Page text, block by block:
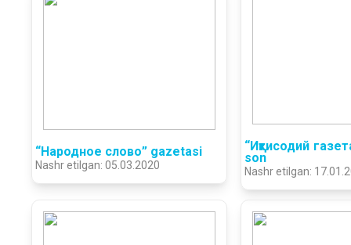
“Народное слово” gazetasi
Nashr etilgan: 05.03.2020
“Иқтисодий
son
Nashr etilgan: